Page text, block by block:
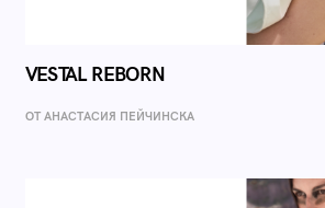
VESTAL REBORN
ОТ AНАСТАСИЯ ПЕЙЧИНСКА